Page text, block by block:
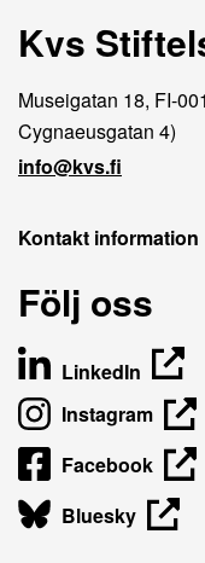
Kvs
Museigatan 18, FI-
Cygnaeusgatan 4)
info@kvs.fi
Kontakt information
Följ oss
LinkedIn
Instagram
Facebook
Bluesky